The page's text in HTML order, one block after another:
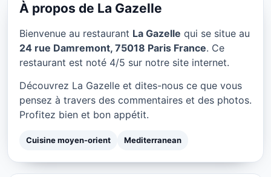
La Gazelle à Paris
★ 4/5
À propos de La Gazelle
Bienvenue au restaurant La Gazelle qui se situe au
24 rue Damremont, 75018 Paris France. Ce
restaurant est noté 4/5 sur notre site internet.
Découvrez La Gazelle et dites-nous ce que vous
pensez à travers des commentaires et des photos.
Profitez bien et bon appétit.
Cuisine moyen-orient Mediterranean